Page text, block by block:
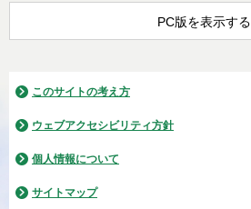
PC版を表示する
このサイトの考え方
ウェブアクセシビリティ方針
個人情報について
サイトマップ